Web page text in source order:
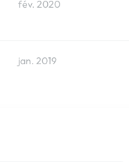
fév. 2020
jan. 2019